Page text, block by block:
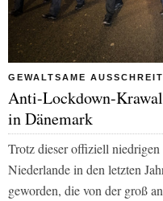
GEWALTSAME
Anti-Lockdown-
in Dänemark
Trotz dieser offiziell
Niederlande in den letzten
geworden, die von der groß